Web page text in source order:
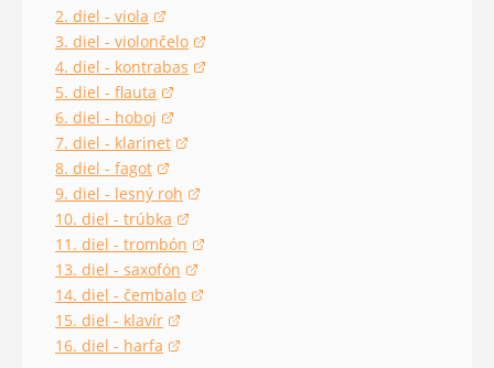
2. diel - viola
(opens in a new window)
3. diel - violončelo
(opens in a new window)
4. diel - kontrabas
(opens in a new window)
5. diel - flauta
(opens in a new window)
6. diel - hoboj
(opens in a new window)
7. diel - klarinet
(opens in a new window)
8. diel - fagot
(opens in a new window)
9. diel - lesný roh
(opens in a new window)
10. diel - trúbka
(opens in a new window)
11. diel - trombón
(opens in a new window)
13. diel - saxofón
(opens in a new window)
14. diel - čembalo
(opens in a new window)
15. diel - klavír
(opens in a new window)
16. diel - harfa
(opens in a new window)